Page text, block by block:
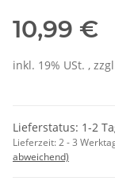
10,99 €
inkl. 19% USt. ,
Lieferstatus: 1-2
Lieferzeit:2 - 3
abweichend)